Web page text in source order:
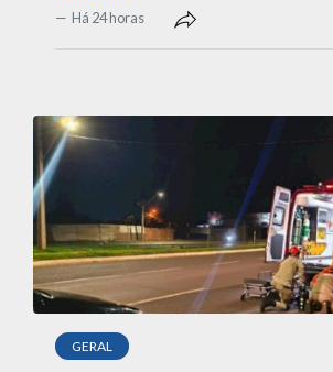
Há 24 horas
GERAL